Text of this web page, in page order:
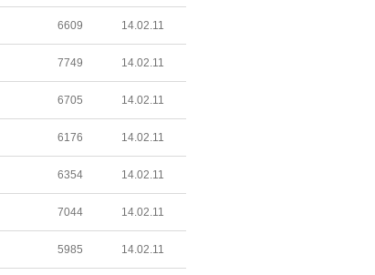
6609 14.02.11
7749 14.02.11
6705 14.02.11
6176 14.02.11
6354 14.02.11
7044 14.02.11
5985 14.02.11